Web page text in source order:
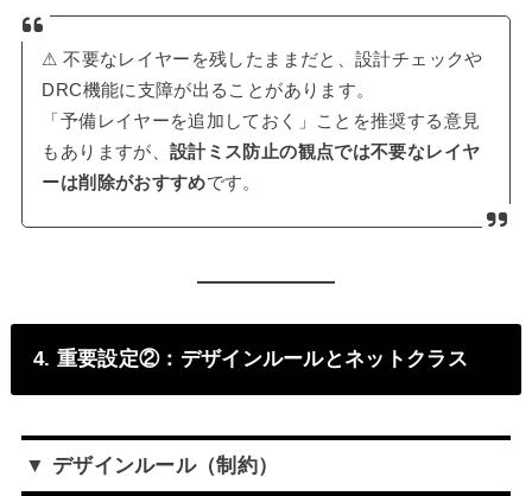
⚠ 不要なレイヤーを残したままだと、設計チェックや
DRC機能に支障が出ることがあります。
「予備レイヤーを追加しておく」ことを推奨する意見
もありますが、 設計ミス防止の観点では不要なレイヤ
ーは削除がおすすめです。
4. 重要設定②：デザインルールとネットクラス
▼ デザインルール（制約）